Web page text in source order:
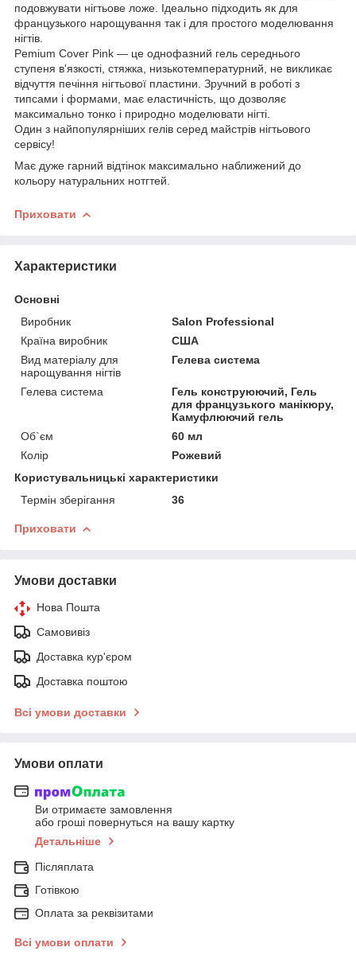
подовжувати нігтьове ложе. Ідеально підходить як для
французького нарощування так і для простого моделювання
нігтів.
Pemium Cover Pink — це однофазний гель середнього
ступеня в'язкості, стяжка, низькотемпературний, не викликає
відчуття печіння нігтьової пластини. Зручний в роботі з
типсами і формами, має еластичність, що дозволяє
максимально тонко і природно моделювати нігті.
Один з найпопулярніших гелів серед майстрів нігтьового
сервісу!
Має дуже гарний відтінок максимально наближений до
кольору натуральних нотгтей.
Приховати
Характеристики
Основні
Виробник
Salon Professional
Країна виробник
США
Вид матеріалу для
нарощування нігтів
Гелева система
Гелева система
Гель конструюючий, Гель
для французького манікюру,
Камуфлюючий гель
Об`єм
60 мл
Колір
Рожевий
Користувальницькі характеристики
Термін зберігання
36
Приховати
Умови доставки
Нова Пошта
Самовивіз
Доставка кур'єром
Доставка поштою
Всі умови доставки
Умови оплати
Ви отримаєте замовлення
або гроші повернуться на вашу картку
Детальніше
Післяплата
Готівкою
Оплата за реквізитами
Всі умови оплати